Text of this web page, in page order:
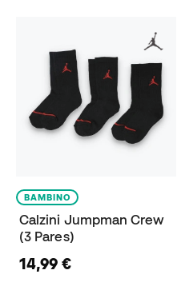
BAMBINO
Calzini Jumpman Crew
(3 Pares)
14,99 €